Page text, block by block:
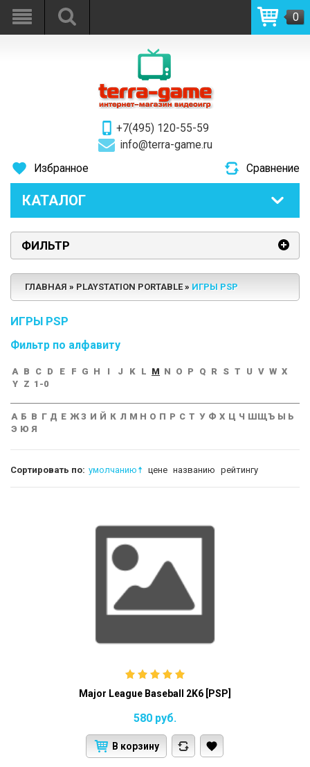
+7(495) 120-55-59
info@terra-game.ru
0
Избранное Сравнение
КАТАЛОГ
ФИЛЬТР
ГЛАВНАЯ PLAYSTATION PORTABLE ИГРЫ PSP
ИГРЫ PSP
Фильтр по алфавиту
A B C D E F G H I J K L M N O P Q R S T U V W X
Y
Z 1-0
А Б В Г Д Е ЖЗ И Й К Л М Н О П Р С Т У Ф Х Ц Ч ШЩЪ Ы Ь
Э Ю Я
Сортировать по: умолчанию цене названию рейтингу
Major League Baseball 2K6 [PSP]
580 руб.
В корзину